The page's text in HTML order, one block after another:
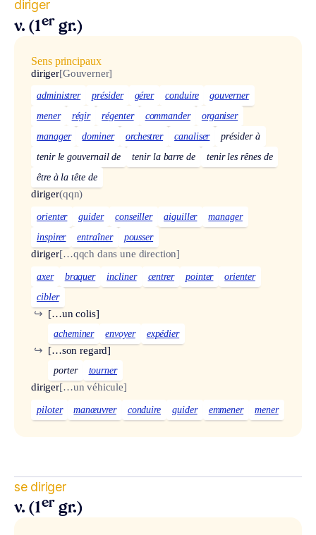
diriger
v. (1er gr.)
Sens principaux
diriger[Gouverner]
administrer présider gérer conduire
gouverner
mener
régir régenter commander
organiser
manager
dominer orchestrer canaliser
présider à
tenir le gouvernail de
tenir la barre de
tenir les rênes de
être à la tête de
diriger(qqn)
orienter guider conseiller aiguiller
manager
inspirer
entraîner pousser
diriger[…qqch dans une direction]
axer braquer incliner centrer pointer
orienter
cibler
[…un colis]
↪
acheminer envoyer expédier
[…son regard]
↪
porter tourner
diriger[…un véhicule]
piloter manœuvrer conduire guider emmener mener
se diriger
v. (1er gr.)